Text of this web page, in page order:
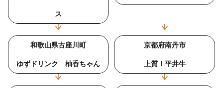
ス
和歌山県古座川町
ゆずドリンク 柚香ちゃん
京都府南丹市
上質！平井牛